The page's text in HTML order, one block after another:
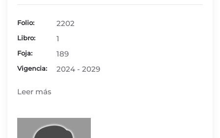
Folio: 2202
Libro: 1
Foja: 189
Vigencia: 2024 - 2029
Leer más